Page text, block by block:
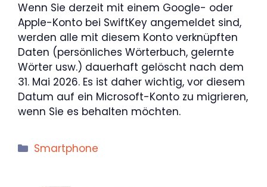
Wenn Sie derzeit mit einem Google- oder
Apple-Konto bei SwiftKey angemeldet sind,
werden alle mit diesem Konto verknüpften
Daten (persönliches Wörterbuch, gelernte
Wörter usw.) dauerhaft gelöscht nach dem
31. Mai 2026. Es ist daher wichtig, vor diesem
Datum auf ein Microsoft-Konto zu migrieren,
wenn Sie es behalten möchten.
Kategorien
Smartphone